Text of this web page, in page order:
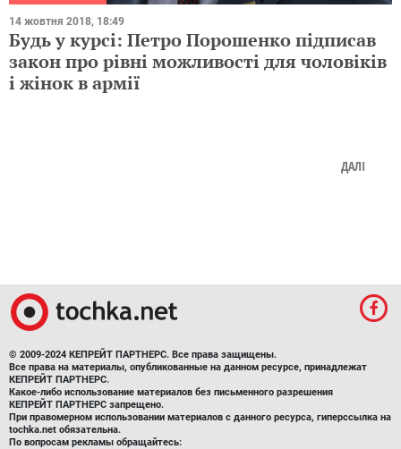
14 жовтня 2018, 18:49
Будь у курсі: Петро Порошенко підписав
закон про рівні можливості для чоловіків
і жінок в армії
ДАЛІ
© 2009-2024 КЕПРЕЙТ ПАРТНЕРС. Все права защищены.
Все права на материалы, опубликованные на данном ресурсе, принадлежат
КЕПРЕЙТ ПАРТНЕРС.
Какое-либо использование материалов без письменного разрешения
КЕПРЕЙТ ПАРТНЕРС запрещено.
При правомерном использовании материалов с данного ресурса, гиперссылка на
tochka.net обязательна.
По вопросам рекламы обращайтесь: